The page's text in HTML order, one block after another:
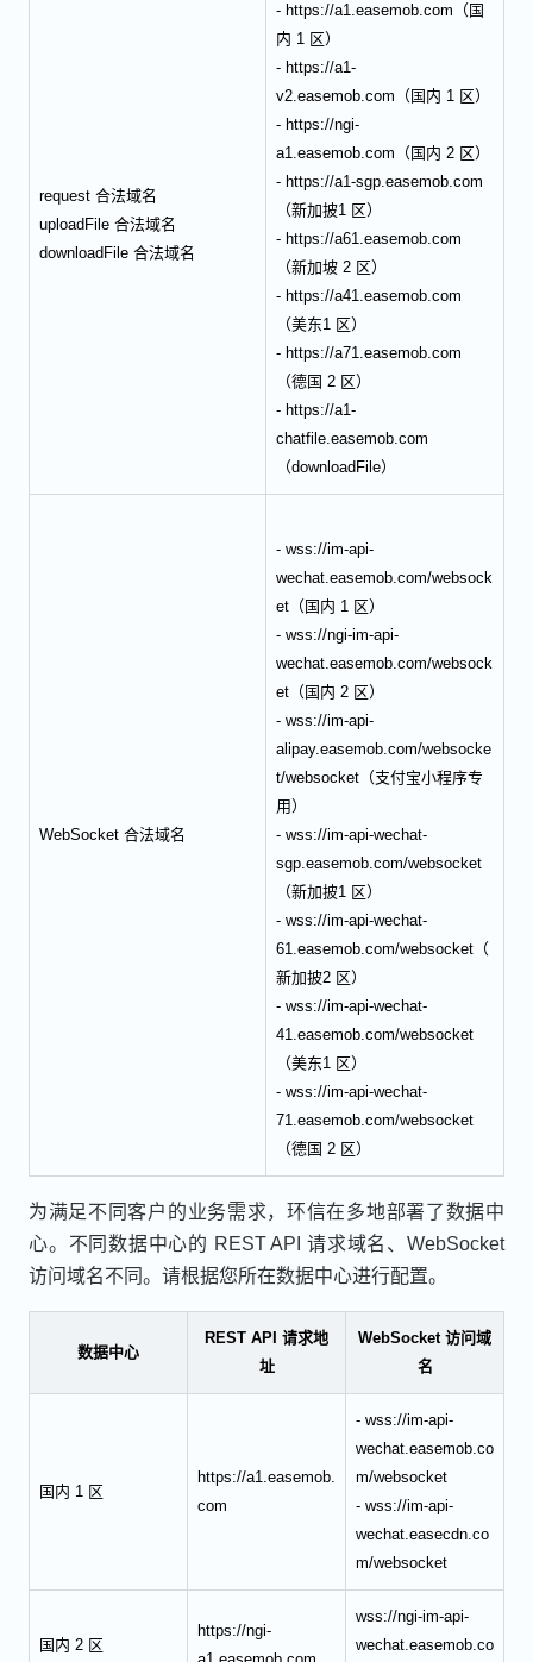
request 合法域名
uploadFile 合法域名
downloadFile 合法域名
- https://a1.easemob.com（国
内 1 区）
- https://a1-
v2.easemob.com（国内 1 区）
- https://ngi-
a1.easemob.com（国内 2 区）
- https://a1-sgp.easemob.com
（新加披1 区）
- https://a61.easemob.com
（新加坡 2 区）
- https://a41.easemob.com
（美东1 区）
- https://a71.easemob.com
（德国 2 区）
- https://a1-
chatfile.easemob.com
（downloadFile）
WebSocket 合法域名
- wss://im-api-
wechat.easemob.com/websock
et（国内 1 区）
- wss://ngi-im-api-
wechat.easemob.com/websock
et（国内 2 区）
- wss://im-api-
alipay.easemob.com/websocke
t/websocket（支付宝小程序专
用）
- wss://im-api-wechat-
sgp.easemob.com/websocket
（新加披1 区）
- wss://im-api-wechat-
61.easemob.com/websocket（
新加披2 区）
- wss://im-api-wechat-
41.easemob.com/websocket
（美东1 区）
- wss://im-api-wechat-
71.easemob.com/websocket
（德国 2 区）
为满足不同客户的业务需求，环信在多地部署了数据中
心。不同数据中心的 REST API 请求域名、WebSocket
访问域名不同。请根据您所在数据中心进行配置。
数据中心
REST API 请求地
址
WebSocket 访问域
名
国内 1 区
https://a1.easemob.
com
- wss://im-api-
wechat.easemob.co
m/websocket
- wss://im-api-
wechat.easecdn.co
m/websocket
国内 2 区
https://ngi-
wss://ngi-im-api-
wechat.easemob.co